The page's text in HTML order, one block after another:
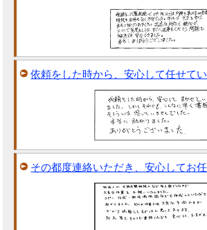
依頼をした時から、安心して任せて
その都度連絡いただき、安心してお